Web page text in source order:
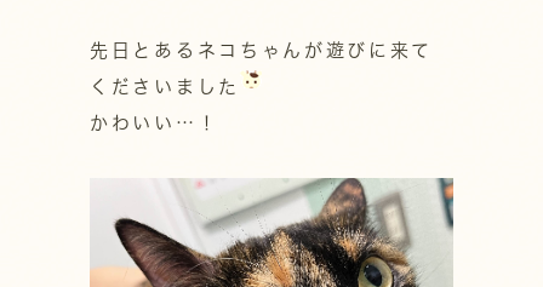
先日とあるネコちゃんが遊びに来て
くださいました
かわいい…！